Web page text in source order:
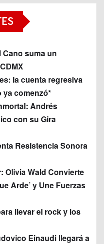
Cano suma un
la cuenta regresiva
ya comenzó*
Andrés
con su Gira
Resistencia Sonora
Olivia Wald Convierte
Arde’ y Une Fuerzas
llevar el rock y los
Einaudi llegará a